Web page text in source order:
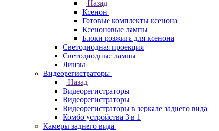
Назад
Ксенон
Готовые комплекты ксенона
Ксеноновые лампы
Блоки розжига для ксенона
Светодиодная проекция
Светодиодные лампы
Линзы
Видеорегистраторы
Назад
Видеорегистраторы
Видеорегистраторы
Видеорегистраторы в зеркале заднего вида
Комбо устройства 3 в 1
Камеры заднего вида